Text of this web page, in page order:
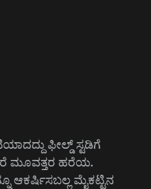
ಫೀಲ್ಡ್ ಸ್ಟಡಿಗೆ
ಮೂವತ್ತರ ಹರೆಯ.
ಆಕರ್ಷಿಸಬಲ್ಲ ಮೈಕಟ್ಟಿನ